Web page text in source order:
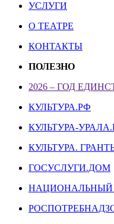
УСЛУГИ
О ТЕАТРЕ
КОНТАКТЫ
ПОЛЕЗНО
2026 – ГОД
КУЛЬТУРА.РФ
КУЛЬТУРА-
КУЛЬТУРА.
ГОСУСЛУГИ.ДОМ
НАЦИОНАЛЬНЫЙ